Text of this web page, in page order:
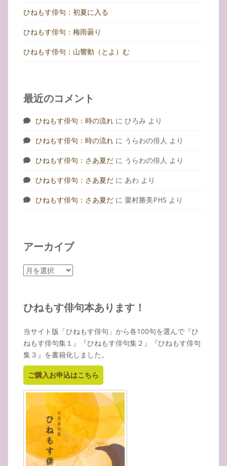
ひねもす俳句：初夏に入る
ひねもす俳句：梅雨曇り
ひねもす俳句：山響動（とよ）む
最近のコメント
ひねもす俳句：時の流れ に ひろみ より
ひねもす俳句：時の流れ に うらわの俳人 より
ひねもす俳句：さあ夏だ に うらわの俳人 より
ひねもす俳句：さあ夏だ に あわ より
ひねもす俳句：さあ夏だ に 粟村勝美PHS より
アーカイブ
ア
イ
ひねもす俳句本あります！
当サイト版「ひねもす俳句」から各100句を選んで『ひ
ねもす俳句集１』『ひねもす俳句集２』『ひねもす俳句
集３』を書籍化しました。
ご購入お申込はこちら